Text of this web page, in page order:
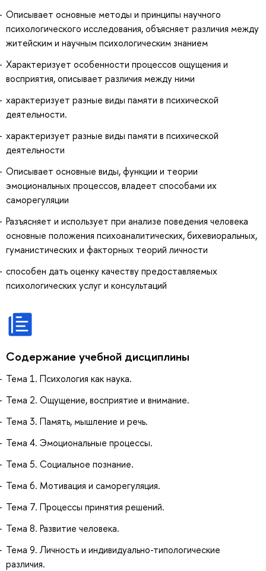
Описывает основные методы и принципы научного
психологического исследования, объясняет различия между
житейским и научным психологическим знанием
Характеризует особенности процессов ощущения и
восприятия, описывает различия между ними
характеризует разные виды памяти в психической
деятельности.
характеризует разные виды памяти в психической
деятельности
Описывает основные виды, функции и теории
эмоциональных процессов, владеет способами их
саморегуляции
Разъясняет и использует при анализе поведения человека
основные положения психоаналитических, бихевиоральных,
гуманистических и факторных теорий личности
способен дать оценку качеству предоставляемых
психологических услуг и консультаций
Содержание учебной дисциплины
Тема 1. Психология как наука.
Тема 2. Ощущение, восприятие и внимание.
Тема 3. Память, мышление и речь.
Тема 4. Эмоциональные процессы.
Тема 5. Социальное познание.
Тема 6. Мотивация и саморегуляция.
Тема 7. Процессы принятия решений.
Тема 8. Развитие человека.
Тема 9. Личность и индивидуально-типологические
различия.